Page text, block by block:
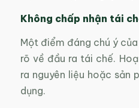
Không chấp nhận tái
Một điểm đáng chú ý của
rõ về đầu ra tái chế.
ra nguyên liệu hoặc
dụng.